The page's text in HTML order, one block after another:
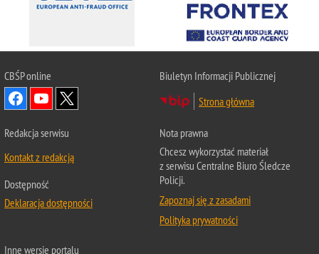
CBŚPonline
Biuletyn Informacji Publicznej
Strona główna
Redakcja serwisu
Kontakt z redakcją
Dostępność
Deklaracja dostępności
Nota prawna
Chcesz wykorzystać materiał
z serwisu Centralne Biuro Śledcze
Policji.
Zapoznaj się z zasadami
Polityka prywatności
Inne wersje portalu